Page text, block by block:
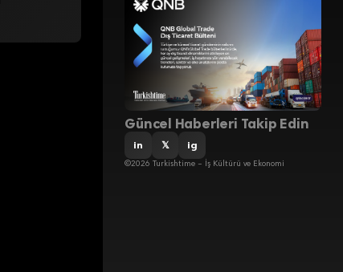
Güncel Haberleri Takip Edin
in 𝕏 ig
©2026 Turkishtime – İş Kültürü ve Ekonomi